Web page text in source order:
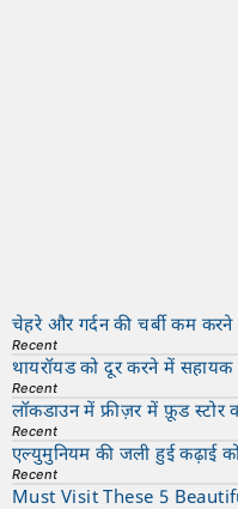
चेहरे और गर्दन की चर्बी कम
Recent
थायरॉयड को दूर करने में
Recent
लॉकडाउन में फ्रीज़र में फ़ूड स्टोर
Recent
एल्युमुनियम की जली हुई कढ़ाई
Recent
Must Visit These 5